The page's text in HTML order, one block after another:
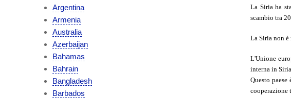
Argentina
Armenia
Australia
Azerbaijan
Bahamas
Bahrain
Bangladesh
Barbados
La Siria ha
scambio tra
La Siria non è
L'Unione
interna in
Questo
cooperazione